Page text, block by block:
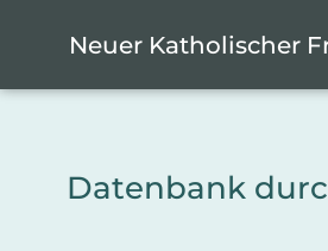
Neuer Katholischer
Datenbank